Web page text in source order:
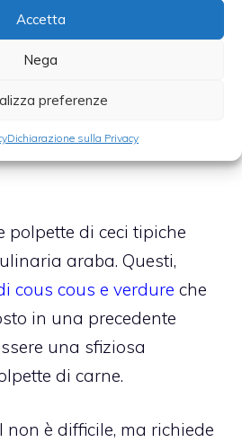
Accetta
Nega
preferenze
Dichiarazione sulla Privacy
polpette di ceci tipiche
araba. Questi,
cous cous e verdure che
in una precedente
una sfiziosa
di carne.
non è difficile, ma richiede